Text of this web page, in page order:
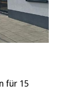
für 15